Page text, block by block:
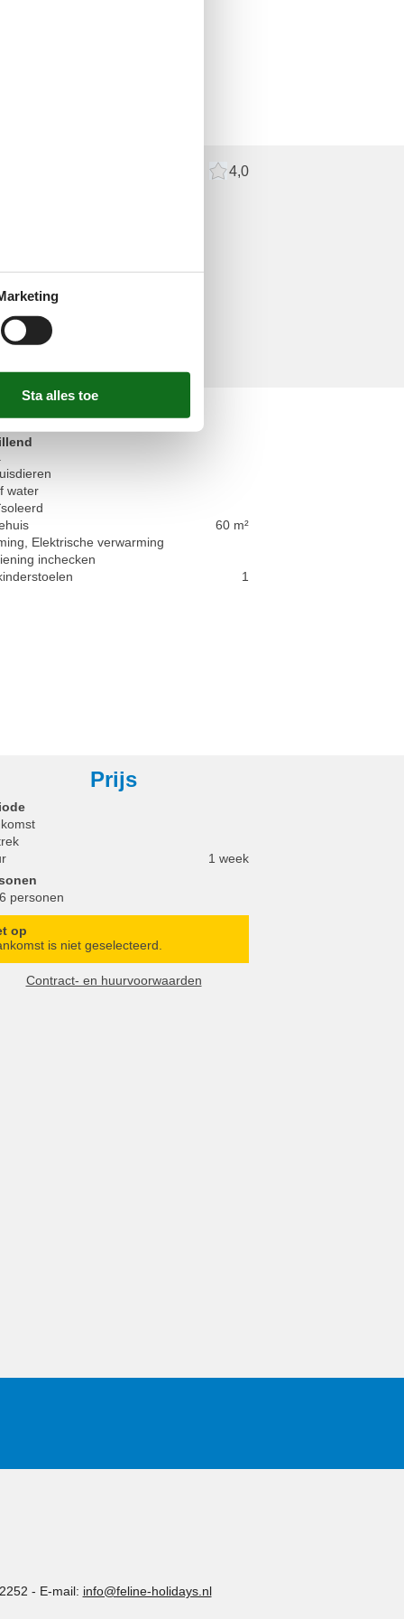
4,0
water
60 m²
Elektrische verwarming
inchecken
1
Prijs
1 week
personen
op
is niet geselecteerd.
Contract- en huurvoorwaarden
- E-mail: info@feline-holidays.nl